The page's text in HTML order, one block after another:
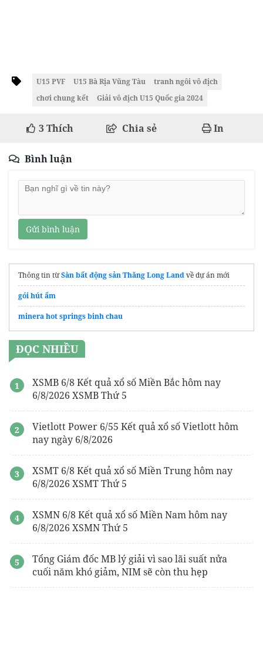
U15 PVF U15 Bà Rịa Vũng Tàu
tranh ngôi vô địch
chơi chung kết
Giải vô địch U15 Quốc gia 2024
3Thích Chia sẻ In
Bình luận
Gửi bình luận
Thông tin từSàn bất động sản Thăng Long Landvề dự án mới
gói hút ẩm
minera hot springs binh chau
ĐỌC NHIỀU
XSMB 6/8 Kết quả xổ số Miền Bắc hôm nay
6/8/2026 XSMB Thứ 5
Vietlott Power 6/55 Kết quả xổ số Vietlott hôm
nay ngày 6/8/2026
XSMT 6/8 Kết quả xổ số Miền Trung hôm nay
6/8/2026 XSMT Thứ 5
XSMN 6/8 Kết quả xổ số Miền Nam hôm nay
6/8/2026 XSMN Thứ 5
Tổng Giám đốc MB lý giải vì sao lãi suất nửa
cuối năm khó giảm, NIM sẽ còn thu hẹp